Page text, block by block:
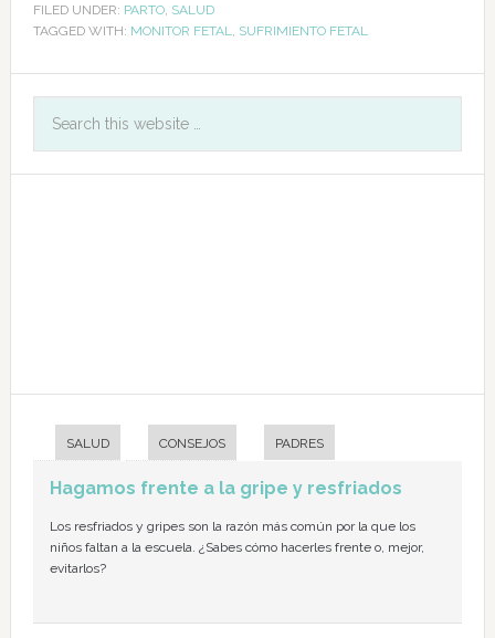
FILED UNDER: PARTO, SALUD
TAGGED WITH: MONITOR FETAL, SUFRIMIENTO FETAL
SALUD CONSEJOS PADRES
Hagamos frente a la gripe y resfriados
Los resfriados y gripes son la razón más común por la que los
niños faltan a la escuela. ¿Sabes cómo hacerles frente o, mejor,
evitarlos?